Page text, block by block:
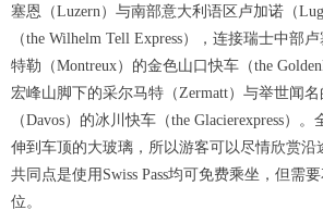
塞恩（Luzern）与南部意大利语区卢加诺（
（the Wilhelm Tell Express），连接瑞士中部
特勒（Montreux）的金色山口快车（the
宏峰山脚下的采尔马特（Zermatt）与举世闻
（Davos）的冰川快车（the Glacierexpress）
伸到车顶的大玻璃，所以游客可以尽情欣赏沿
共同点是使用Swiss Pass均可免费乘坐，但需
位。